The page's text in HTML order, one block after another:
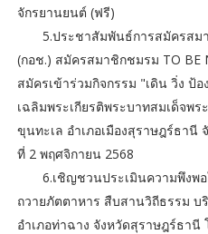
จักรยานยนต์ (ฟรี)
5.ประชาสัมพันธ์การสมัครสมา
(กอช.) สมัครสมาชิกชมรม TO BE
สมัครเข้าร่วมกิจกรรม "เดิน วิ่ง ป้
เฉลิมพระเกียรติพระบาทสมเด็จพ
ขุนทะเล อำเภอเมืองสุราษฎร์ธา
ที่ 2 พฤศจิกายน 2568
6.เชิญชวนประเมินความพึงพอ
ถวายภัตตาหาร สืบสานวิถีธรรม บ
อำเภอท่าฉาง จังหวัดสุราษฎร์ธานี